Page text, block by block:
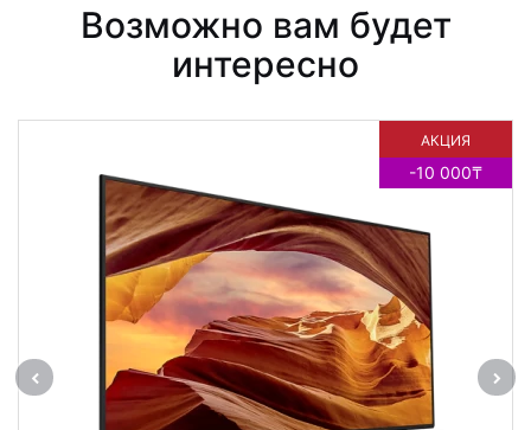
Возможно вам будет
интересно
АКЦИЯ
-10 000₸